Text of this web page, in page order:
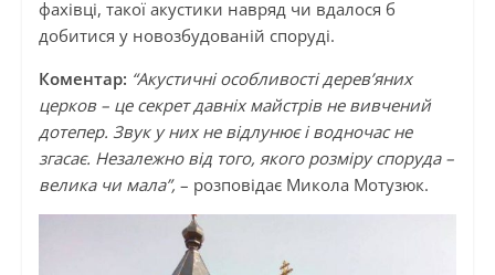
фахівці, такої акустики навряд чи вдалося б
добитися у новозбудованій споруді.
Коментар: “Акустичні особливості дерев’яних
церков – це секрет давніх майстрів не вивчений
дотепер. Звук у них не відлунює і водночас не
згасає. Незалежно від того, якого розміру споруда –
велика чи мала”, – розповідає Микола Мотузюк.